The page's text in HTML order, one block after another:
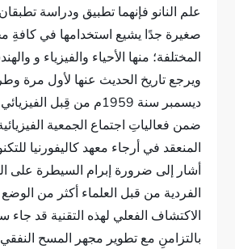
علم النانو فإنهما تطبيق ودراسة
صغيرة جدًا يشيع استخدامها في كافةِ
المختلفة؛ منها الأحياء والفيزياء و
ديسمبر سنة 1959م من قِبل
ضمن فعالياتِ اجتماع الجمعية
المنعقد في أرجاء معهد كاليفورنيا
أشار إلى ضرورة إبرام السيطرة على
الفردية من قبل العلماء أكثر من الوضع
بالتزامنِ مع تطوير مجهر المسح النفقي